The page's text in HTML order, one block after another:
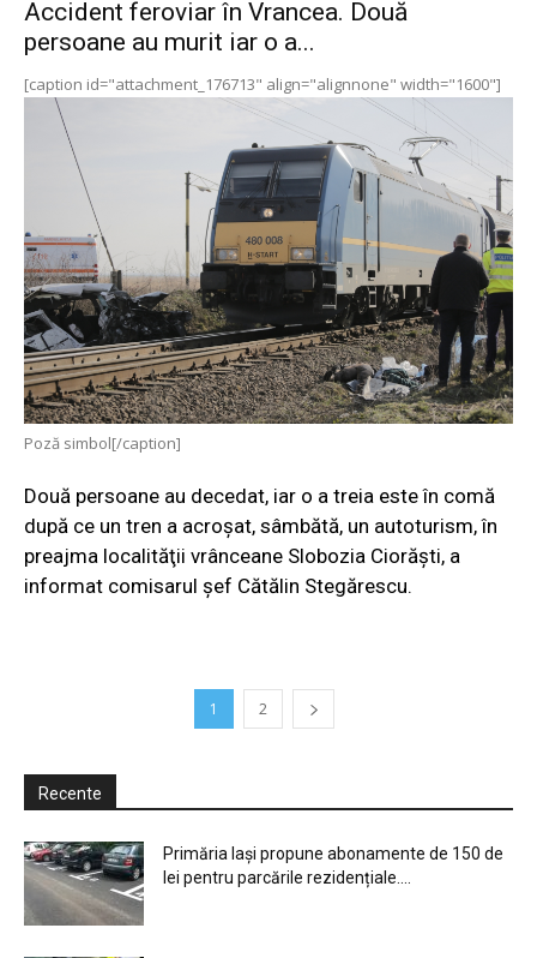
Accident feroviar în Vrancea. Două
persoane au murit iar o a...
[caption id="attachment_176713" align="alignnone" width="1600"]
Poză simbol[/caption]
Două persoane au decedat, iar o a treia este în comă
după ce un tren a acroşat, sâmbătă, un autoturism, în
preajma localităţii vrânceane Slobozia Ciorăşti, a
informat comisarul şef Cătălin Stegărescu.
1 2
Recente
Primăria Iași propune abonamente de 150 de
lei pentru parcările rezidențiale....